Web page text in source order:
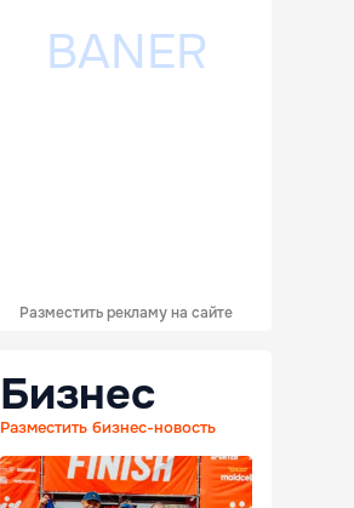
Разместить рекламу на сайте
Бизнес
Разместить бизнес-новость